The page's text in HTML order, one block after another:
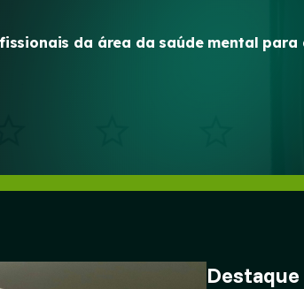
da área da saúde mental para
Destaque